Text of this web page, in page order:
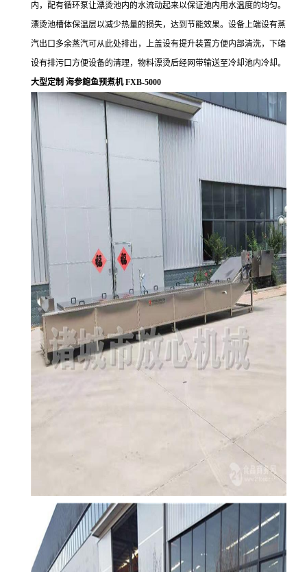
内，配有循环泵让漂烫池内的水流动起来以保证池内用水温度的均匀。
漂烫池槽体保温层以减少热量的损失，达到节能效果。设备上端设有蒸
汽出口多余蒸汽可从此处排出，上盖设有提升装置方便内部清洗，下端
设有排污口方便设备的清理，物料漂烫后经网带输送至冷却池内冷却。
大型定制 海参鲍鱼预煮机 FXB-5000